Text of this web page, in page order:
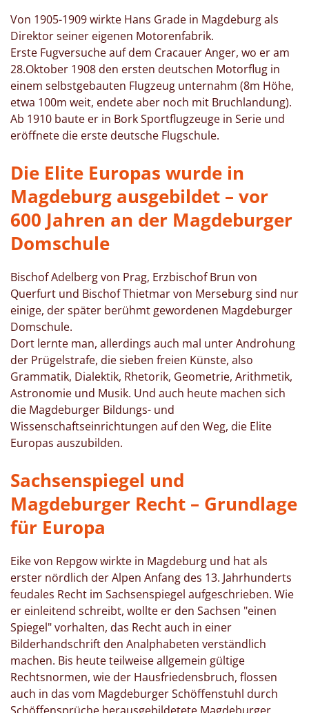
Von 1905-1909 wirkte Hans Grade in Magdeburg als
Direktor seiner eigenen Motorenfabrik.
Erste Fugversuche auf dem Cracauer Anger, wo er am
28.Oktober 1908 den ersten deutschen Motorflug in
einem selbstgebauten Flugzeug unternahm (8m Höhe,
etwa 100m weit, endete aber noch mit Bruchlandung).
Ab 1910 baute er in Bork Sportflugzeuge in Serie und
eröffnete die erste deutsche Flugschule.
Die Elite Europas wurde in
Magdeburg ausgebildet – vor
600 Jahren an der Magdeburger
Domschule
Bischof Adelberg von Prag, Erzbischof Brun von
Querfurt und Bischof Thietmar von Merseburg sind nur
einige, der später berühmt gewordenen Magdeburger
Domschule.
Dort lernte man, allerdings auch mal unter Androhung
der Prügelstrafe, die sieben freien Künste, also
Grammatik, Dialektik, Rhetorik, Geometrie, Arithmetik,
Astronomie und Musik. Und auch heute machen sich
die Magdeburger Bildungs- und
Wissenschaftseinrichtungen auf den Weg, die Elite
Europas auszubilden.
Sachsenspiegel und
Magdeburger Recht – Grundlage
für Europa
Eike von Repgow wirkte in Magdeburg und hat als
erster nördlich der Alpen Anfang des 13. Jahrhunderts
feudales Recht im Sachsenspiegel aufgeschrieben. Wie
er einleitend schreibt, wollte er den Sachsen "einen
Spiegel" vorhalten, das Recht auch in einer
Bilderhandschrift den Analphabeten verständlich
machen. Bis heute teilweise allgemein gültige
Rechtsnormen, wie der Hausfriedensbruch, flossen
auch in das vom Magdeburger Schöffenstuhl durch